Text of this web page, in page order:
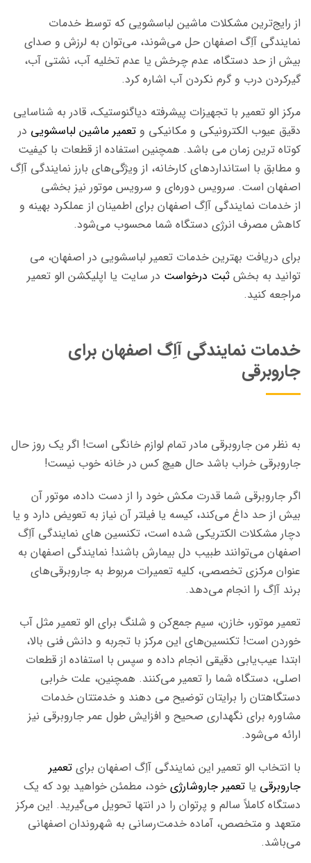
از رایج‌ترین مشکلات ماشین لباسشویی که توسط خدمات
نمایندگی آاِگ اصفهان حل می‌شوند، می‌توان به لرزش و صدای
بیش از حد دستگاه، عدم چرخش یا عدم تخلیه آب، نشتی آب،
گیرکردن درب و گرم نکردن آب اشاره کرد.
مرکز الو تعمیر با تجهیزات پیشرفته دیاگنوستیک، قادر به شناسایی
دقیق عیوب الکترونیکی و مکانیکی و تعمیر ماشین لباسشویی در
کوتاه ترین زمان می باشد. همچنین استفاده از قطعات با کیفیت
و مطابق با استانداردهای کارخانه، از ویژگی‌های بارز نمایندگی آاِگ
اصفهان است. سرویس دوره‌ای و سرویس موتور نیز بخشی
از خدمات نمایندگی آاِگ اصفهان برای اطمینان از عملکرد بهینه و
کاهش مصرف انرژی دستگاه شما محسوب می‌شود.
برای دریافت بهترین خدمات تعمیر لباسشویی در اصفهان، می
توانید به بخش ثبت درخواست در سایت یا اپلیکشن الو تعمیر
مراجعه کنید.
خدمات نمایندگی آاِگ اصفهان برای
جاروبرقی
به نظر من جاروبرقی مادر تمام لوازم خانگی است! اگر یک روز حال
جاروبرقی خراب باشد حال هیچ کس در خانه خوب نیست!
اگر جاروبرقی شما قدرت مکش خود را از دست داده، موتور آن
بیش از حد داغ می‌کند، کیسه یا فیلتر آن نیاز به تعویض دارد و یا
دچار مشکلات الکتریکی شده است، تکنسین های نمایندگی آاِگ
اصفهان می‌توانند طبیب دل بیمارش باشند! نمایندگی اصفهان به
عنوان مرکزی تخصصی، کلیه تعمیرات مربوط به جاروبرقی‌های
برند آاِگ را انجام می‌دهد.
تعمیر موتور، خازن، سیم جمع‌کن و شلنگ برای الو تعمیر مثل آب
خوردن است! تکنسین‌های این مرکز با تجربه و دانش فنی بالا،
ابتدا عیب‌یابی دقیقی انجام داده و سپس با استفاده از قطعات
اصلی، دستگاه شما را تعمیر می‌کنند. همچنین، علت خرابی
دستگاهتان را برایتان توضیح می دهند و خدمتتان خدمات
مشاوره برای نگهداری صحیح و افزایش طول عمر جاروبرقی نیز
ارائه می‌شود.
با انتخاب الو تعمیر این نمایندگی آاِگ اصفهان برای تعمیر
جاروبرقی یا تعمیر جاروشارژی خود، مطمئن خواهید بود که یک
دستگاه کاملاً سالم و پرتوان را در انتها تحویل می‌گیرید. این مرکز
متعهد و متخصص، آماده خدمت‌رسانی به شهروندان اصفهانی
می‌باشد.